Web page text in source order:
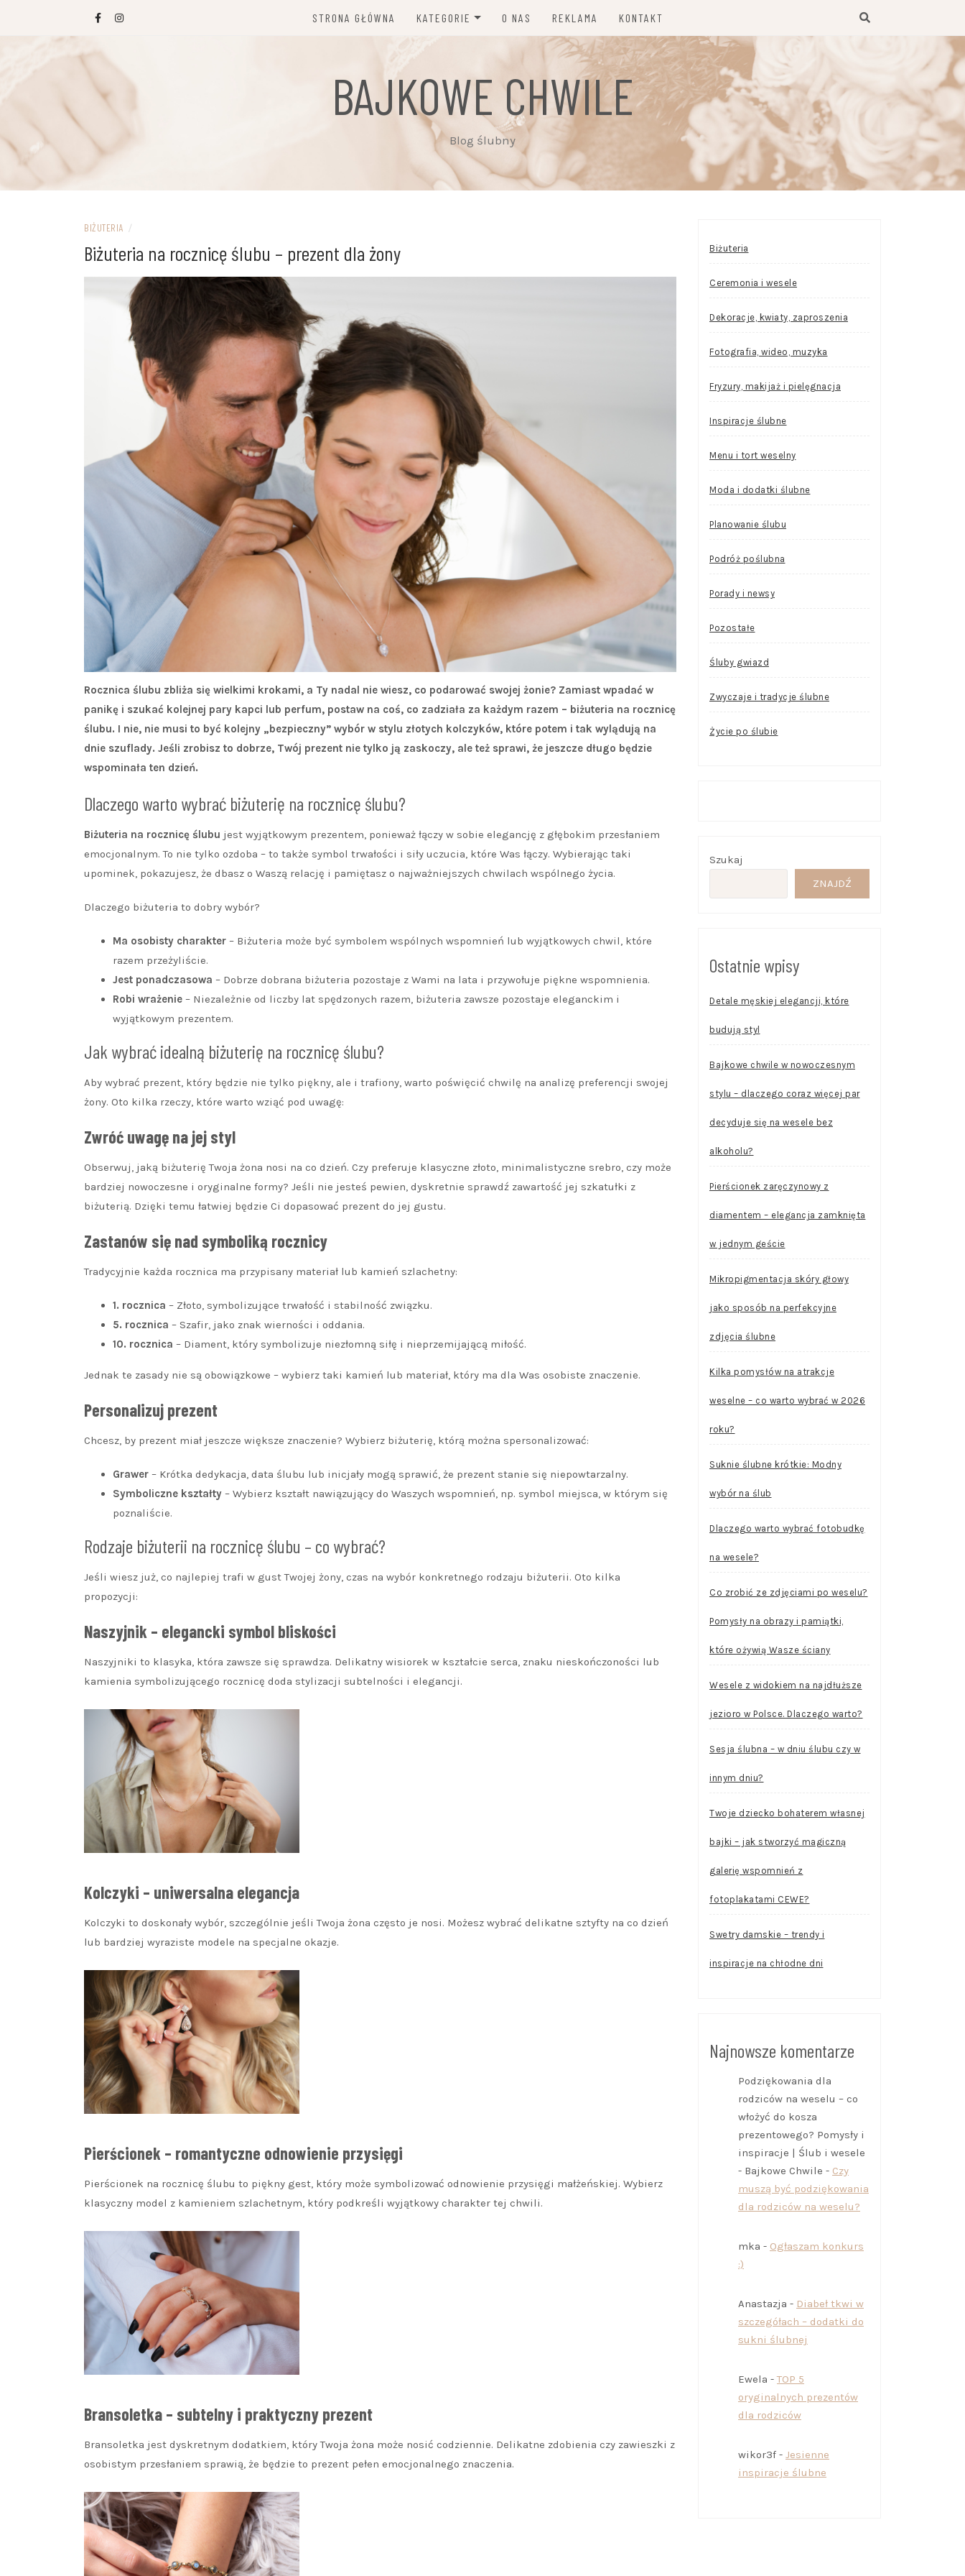
STRONA GŁÓWNA KATEGORIE
DEKORACJE, KWIATY,
ZAPROSZENIA
PORADY I NEWSY
INSPIRACJE ŚLUBNE
ŚLUBNE
CEREMONIA I WESELE
MENU I TORT WESELNY
O NAS REKLAMA KONTAKT
BAJKOWE CHWILE
Blog ślubny
BIŻUTERIA /
Biżuteria na rocznicę ślubu – prezent dla żony
Rocznica ślubu zbliża się wielkimi krokami, a Ty nadal nie wiesz, co podarować swojej żonie? Zamiast wpadać w
panikę i szukać kolejnej pary kapci lub perfum, postaw na coś, co zadziała za każdym razem – biżuteria na rocznicę
ślubu. I nie, nie musi to być kolejny „bezpieczny” wybór w stylu złotych kolczyków, które potem i tak wylądują na
dnie szuflady. Jeśli zrobisz to dobrze, Twój prezent nie tylko ją zaskoczy, ale też sprawi, że jeszcze długo będzie
wspominała ten dzień.
Dlaczego warto wybrać biżuterię na rocznicę ślubu?
Biżuteria na rocznicę ślubu jest wyjątkowym prezentem, ponieważ łączy w sobie elegancję z głębokim przesłaniem
emocjonalnym. To nie tylko ozdoba – to także symbol trwałości i siły uczucia, które Was łączy. Wybierając taki
upominek, pokazujesz, że dbasz o Waszą relację i pamiętasz o najważniejszych chwilach wspólnego życia.
Dlaczego biżuteria to dobry wybór?
Ma osobisty charakter – Biżuteria może być symbolem wspólnych wspomnień lub wyjątkowych chwil, które
razem przeżyliście.
Jest ponadczasowa – Dobrze dobrana biżuteria pozostaje z Wami na lata i przywołuje piękne wspomnienia.
Robi wrażenie – Niezależnie od liczby lat spędzonych razem, biżuteria zawsze pozostaje eleganckim i
wyjątkowym prezentem.
Jak wybrać idealną biżuterię na rocznicę ślubu?
Aby wybrać prezent, który będzie nie tylko piękny, ale i trafiony, warto poświęcić chwilę na analizę preferencji swojej
żony. Oto kilka rzeczy, które warto wziąć pod uwagę:
Zwróć uwagę na jej styl
Obserwuj, jaką biżuterię Twoja żona nosi na co dzień. Czy preferuje klasyczne złoto, minimalistyczne srebro, czy może
bardziej nowoczesne i oryginalne formy? Jeśli nie jesteś pewien, dyskretnie sprawdź zawartość jej szkatułki z
biżuterią. Dzięki temu łatwiej będzie Ci dopasować prezent do jej gustu.
Zastanów się nad symboliką rocznicy
Tradycyjnie każda rocznica ma przypisany materiał lub kamień szlachetny:
1. rocznica – Złoto, symbolizujące trwałość i stabilność związku.
5. rocznica – Szafir, jako znak wierności i oddania.
10. rocznica – Diament, który symbolizuje niezłomną siłę i nieprzemijającą miłość.
Jednak te zasady nie są obowiązkowe – wybierz taki kamień lub materiał, który ma dla Was osobiste znaczenie.
Personalizuj prezent
Chcesz, by prezent miał jeszcze większe znaczenie? Wybierz biżuterię, którą można spersonalizować:
Grawer – Krótka dedykacja, data ślubu lub inicjały mogą sprawić, że prezent stanie się niepowtarzalny.
Symboliczne kształty – Wybierz kształt nawiązujący do Waszych wspomnień, np. symbol miejsca, w którym się
poznaliście.
Rodzaje biżuterii na rocznicę ślubu – co wybrać?
Jeśli wiesz już, co najlepiej trafi w gust Twojej żony, czas na wybór konkretnego rodzaju biżuterii. Oto kilka
propozycji:
Naszyjnik – elegancki symbol bliskości
Naszyjniki to klasyka, która zawsze się sprawdza. Delikatny wisiorek w kształcie serca, znaku nieskończoności lub
kamienia symbolizującego rocznicę doda stylizacji subtelności i elegancji.
Kolczyki – uniwersalna elegancja
Kolczyki to doskonały wybór, szczególnie jeśli Twoja żona często je nosi. Możesz wybrać delikatne sztyfty na co dzień
lub bardziej wyraziste modele na specjalne okazje.
Pierścionek – romantyczne odnowienie przysięgi
Pierścionek na rocznicę ślubu to piękny gest, który może symbolizować odnowienie przysięgi małżeńskiej. Wybierz
klasyczny model z kamieniem szlachetnym, który podkreśli wyjątkowy charakter tej chwili.
Bransoletka – subtelny i praktyczny prezent
Bransoletka jest dyskretnym dodatkiem, który Twoja żona może nosić codziennie. Delikatne zdobienia czy zawieszki z
osobistym przesłaniem sprawią, że będzie to prezent pełen emocjonalnego znaczenia.
Biżuteria
Ceremonia i wesele
Dekoracje, kwiaty, zaproszenia
Fotografia, wideo, muzyka
Fryzury, makijaż i pielęgnacja
Inspiracje ślubne
Menu i tort weselny
Moda i dodatki ślubne
Planowanie ślubu
Podróż poślubna
Porady i newsy
Pozostałe
Śluby gwiazd
Zwyczaje i tradycje ślubne
Życie po ślubie
Szukaj
ZNAJDŹ
Ostatnie wpisy
Detale męskiej elegancji, które
budują styl
Bajkowe chwile w nowoczesnym
stylu – dlaczego coraz więcej par
decyduje się na wesele bez
alkoholu?
Pierścionek zaręczynowy z
diamentem – elegancja zamknięta
w jednym geście
Mikropigmentacja skóry głowy
jako sposób na perfekcyjne
zdjęcia ślubne
Kilka pomysłów na atrakcje
weselne – co warto wybrać w 2026
roku?
Suknie ślubne krótkie: Modny
wybór na ślub
Dlaczego warto wybrać fotobudkę
na wesele?
Co zrobić ze zdjęciami po weselu?
Pomysły na obrazy i pamiątki,
które ożywią Wasze ściany
Wesele z widokiem na najdłuższe
jezioro w Polsce. Dlaczego warto?
Sesja ślubna – w dniu ślubu czy w
innym dniu?
Twoje dziecko bohaterem własnej
bajki – jak stworzyć magiczną
galerię wspomnień z
fotoplakatami CEWE?
Swetry damskie – trendy i
inspiracje na chłodne dni
Najnowsze komentarze
Podziękowania dla
rodziców na weselu – co
włożyć do kosza
prezentowego? Pomysły i
inspiracje | Ślub i wesele
- Bajkowe Chwile - Czy
muszą być podziękowania
dla rodziców na weselu?
mka - Ogłaszam konkurs
:)
Anastazja - Diabeł tkwi w
szczegółach – dodatki do
sukni ślubnej
Ewela -TOP 5
oryginalnych prezentów
dla rodziców
wikor3f - Jesienne
inspiracje ślubne